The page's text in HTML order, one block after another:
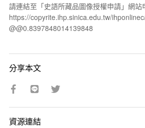
請連結至「史語所藏品圖像授權申請」網站
https://copyrite.ihp.sinica.edu.tw/
@@0.8397848014139848
分享本文
資源連結